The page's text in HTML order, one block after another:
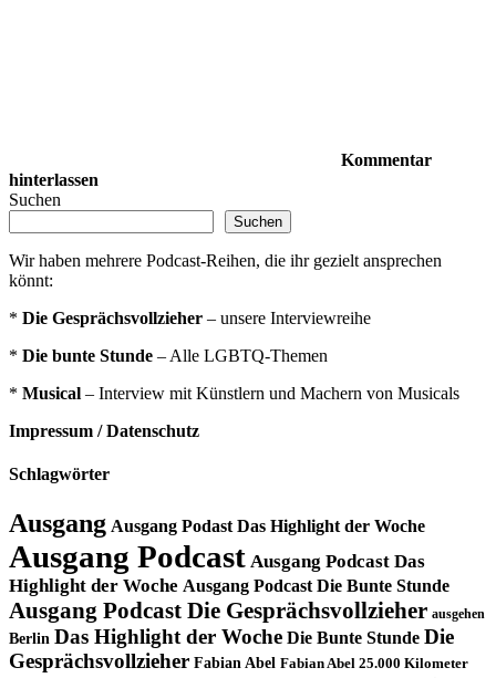
Kommentar
hinterlassen
Suchen
Suchen
Wir haben mehrere Podcast-Reihen, die ihr gezielt ansprechen
könnt:
* Die Gesprächsvollzieher – unsere Interviewreihe
* Die bunte Stunde – Alle LGBTQ-Themen
* Musical – Interview mit Künstlern und Machern von Musicals
Impressum / Datenschutz
Schlagwörter
Ausgang Ausgang Podast Das Highlight der Woche
Ausgang Podcast Ausgang Podcast Das
Highlight der Woche Ausgang Podcast Die Bunte Stunde
Ausgang Podcast Die Gesprächsvollzieher ausgehen
Berlin Das Highlight der Woche Die Bunte Stunde Die
Gesprächsvollzieher Fabian Abel Fabian Abel 25.000 Kilometer